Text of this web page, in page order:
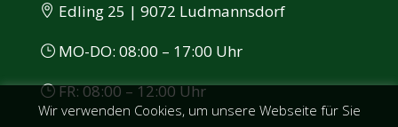
Edling 25 | 9072 Ludmannsdorf
MO-DO: 08:00 – 17:00 Uhr
FR: 08:00 – 12:00 Uhr
Wir verwenden Cookies, um unsere Webseite für Sie